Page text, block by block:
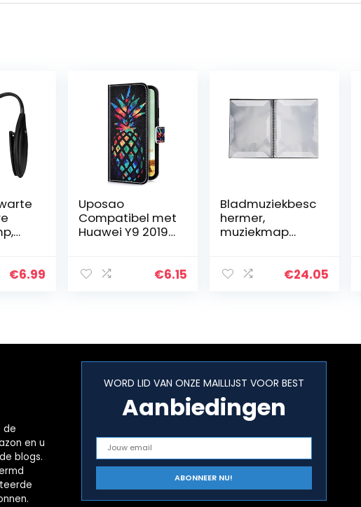
€6.99
Uposao
Compatibel met
Huawei Y9 2019
Lederen Flip
€6.15
Bladmuziekbesc
hermer,
muziekmap
voor muzikanten
€24.05
de
en u
blogs.
WORD LID VAN ONZE MAILLIJST VOOR BEST
Aanbiedingen